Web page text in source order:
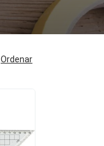
Ordenar